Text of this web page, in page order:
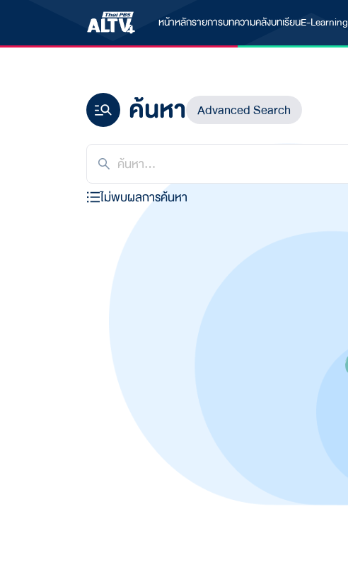
หน้าหลักรายการบทความคลังบทเรียนE-Learning
ค้นหา Advanced Search
ไม่พบผลการค้นหา